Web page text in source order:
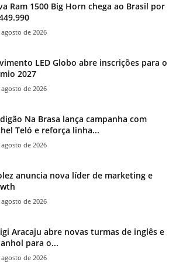
Ram 1500 Big Horn chega ao Brasil por
de 2026
LED Globo abre inscrições para o
2027
de 2026
Na Brasa lança campanha com
Teló e reforça linha...
de 2026
anuncia nova líder de marketing e
de 2026
Aracaju abre novas turmas de inglês e
para o...
de 2026